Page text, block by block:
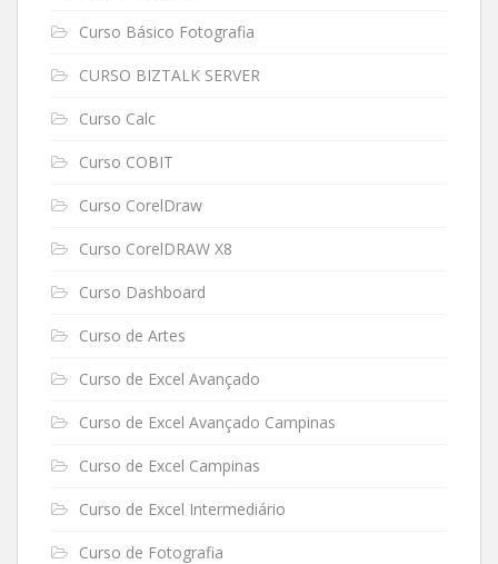
Curso Básico Fotografia
CURSO BIZTALK SERVER
Curso Calc
Curso COBIT
Curso CorelDraw
Curso CorelDRAW X8
Curso Dashboard
Curso de Artes
Curso de Excel Avançado
Curso de Excel Avançado Campinas
Curso de Excel Campinas
Curso de Excel Intermediário
Curso de Fotografia